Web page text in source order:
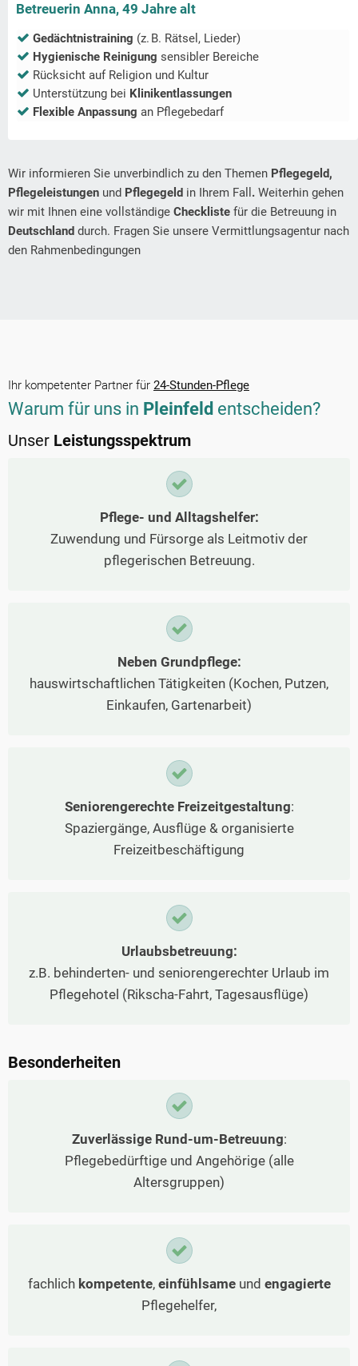
Betreuerin Anna, 49 Jahre alt
Gedächtnistraining (z. B. Rätsel, Lieder)
Hygienische Reinigung sensibler Bereiche
Rücksicht auf Religion und Kultur
Unterstützung bei Klinikentlassungen
Flexible Anpassung an Pflegebedarf
Wir informieren Sie unverbindlich zu den Themen Pflegegeld,
Pflegeleistungen und Pflegegeld in Ihrem Fall . Weiterhin gehen
wir mit Ihnen eine vollständige Checkliste für die Betreuung in
Deutschland durch. Fragen Sie unsere Vermittlungsagentur nach
den Rahmenbedingungen
Ihr kompetenter Partner für 24-Stunden-Pflege
Warum für uns in Pleinfeld entscheiden?
Unser Leistungsspektrum
Pflege- und Alltagshelfer:
Zuwendung und Fürsorge als Leitmotiv der
pflegerischen Betreuung.
Neben Grundpflege:
hauswirtschaftlichen Tätigkeiten (Kochen, Putzen,
Einkaufen, Gartenarbeit)
Seniorengerechte Freizeitgestaltung:
Spaziergänge, Ausflüge & organisierte
Freizeitbeschäftigung
Urlaubsbetreuung:
z.B. behinderten- und seniorengerechter Urlaub im
Pflegehotel (Rikscha-Fahrt, Tagesausflüge)
Besonderheiten
Zuverlässige Rund-um-Betreuung:
Pflegebedürftige und Angehörige (alle
Altersgruppen)
fachlich kompetente, einfühlsameund engagierte
Pflegehelfer,